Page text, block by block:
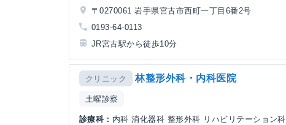
〒0270061 岩手県宮古市西町一丁目6番2号
0193-64-0113
JR宮古駅から徒歩10分
クリニック 林整形外科・内科医院
土曜診察
診療科： 内科 消化器科 整形外科 リハビリテーション科